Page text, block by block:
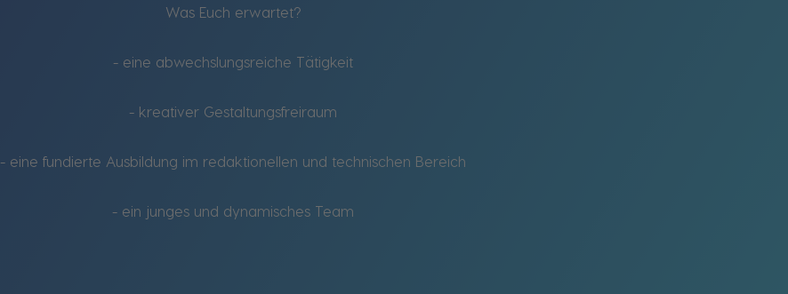
Was Euch erwartet?
- eine abwechslungsreiche Tätigkeit
- kreativer Gestaltungsfreiraum
- eine fundierte Ausbildung im redaktionellen und technischen Bereich
- ein junges und dynamisches Team